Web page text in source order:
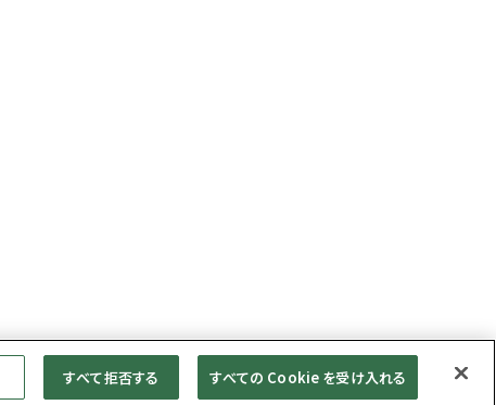
すべて拒否する すべての Cookie を受け入れる